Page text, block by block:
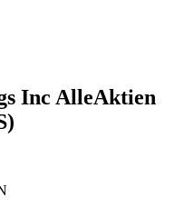
Inc AlleAktien